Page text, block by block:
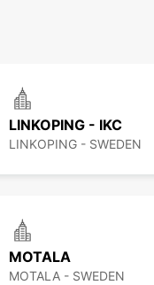
LINKOPING - IKC
LINKOPING - SWEDEN
MOTALA
MOTALA - SWEDEN